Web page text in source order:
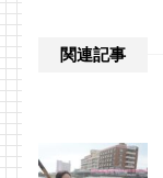
関連記事